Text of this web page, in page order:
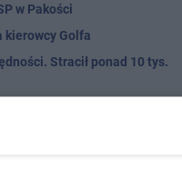
w Pakości
kierowcy Golfa
Stracił ponad 10 tys.
Ratusz odpowiada